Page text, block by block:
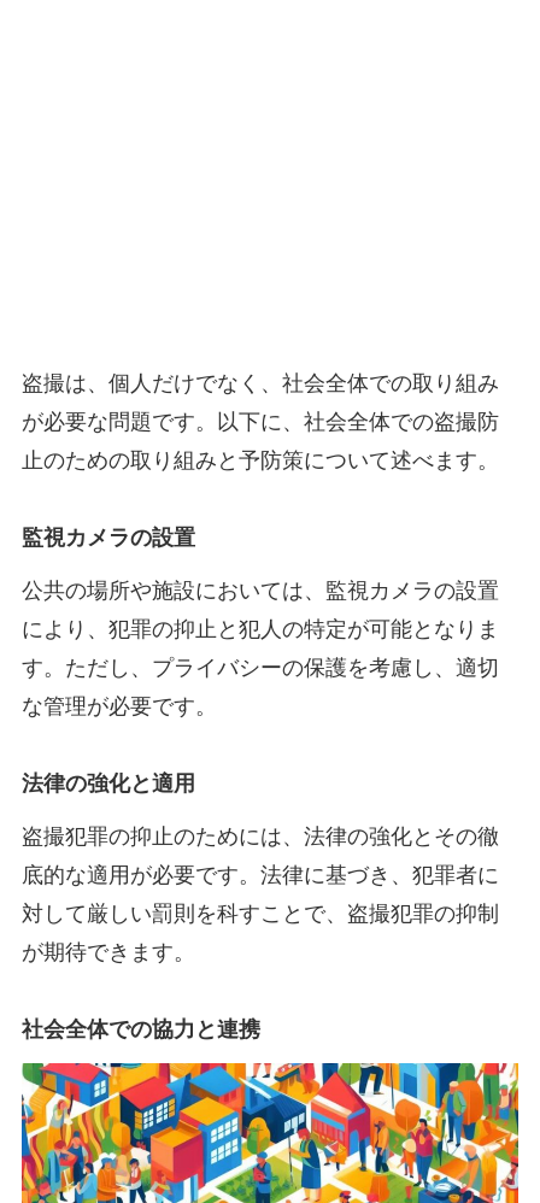
盗撮は、個人だけでなく、社会全体での取り組み
が必要な問題です。以下に、社会全体での盗撮防
止のための取り組みと予防策について述べます。
監視カメラの設置
公共の場所や施設においては、監視カメラの設置
により、犯罪の抑止と犯人の特定が可能となりま
す。ただし、プライバシーの保護を考慮し、適切
な管理が必要です。
法律の強化と適用
盗撮犯罪の抑止のためには、法律の強化とその徹
底的な適用が必要です。法律に基づき、犯罪者に
対して厳しい罰則を科すことで、盗撮犯罪の抑制
が期待できます。
社会全体での協力と連携